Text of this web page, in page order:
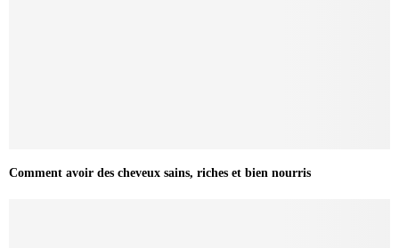
Comment avoir des cheveux sains, riches et bien nourris